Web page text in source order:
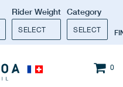
Rider Weight
SELECT
Category
SELECT
0